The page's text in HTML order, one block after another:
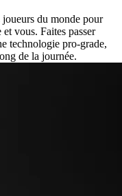
du monde pour
vous. Faites passer
technologie pro-grade,
de la journée.